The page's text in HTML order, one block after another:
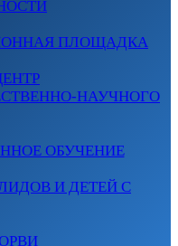
ПЛОЩАДКА
НАУЧНОГО
ОБУЧЕНИЕ
И ДЕТЕЙ С